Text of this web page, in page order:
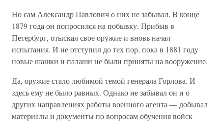
Но сам Александр Павлович о них не забывал. В конце
1879 года он попросился на побывку. Прибыв в
Петербург, отыскал свое оружие и вновь начал
испытания. И не отступил до тех пор, пока в 1881 году
новые шашки и палаши не были приняты на вооружение.
Да, оружие стало любимой темой генерала Горлова. И
здесь ему не было равных. Однако не забывал он и о
других направлениях работы военного агента — добывал
материалы и документы по вопросам обучения войск